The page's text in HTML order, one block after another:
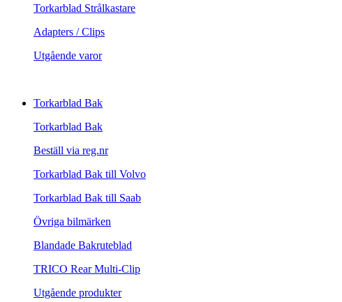
Torkarblad Strålkastare
Adapters / Clips
Utgående varor
Torkarblad Bak
Torkarblad Bak
Beställ via reg.nr
Torkarblad Bak till Volvo
Torkarblad Bak till Saab
Övriga bilmärken
Blandade Bakruteblad
TRICO Rear Multi-Clip
Utgående produkter